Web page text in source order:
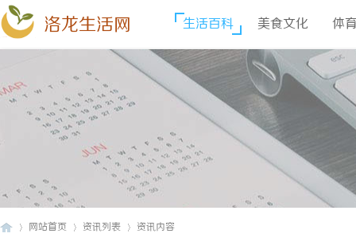
洛龙生活网 生活百科 美食文化 体
网站首页 资讯列表 资讯内容